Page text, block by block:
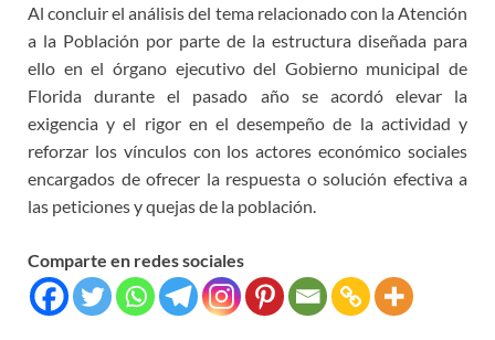
Al concluir el análisis del tema relacionado con la Atención
a la Población por parte de la estructura diseñada para
ello en el órgano ejecutivo del Gobierno municipal de
Florida durante el pasado año se acordó elevar la
exigencia y el rigor en el desempeño de la actividad y
reforzar los vínculos con los actores económico sociales
encargados de ofrecer la respuesta o solución efectiva a
las peticiones y quejas de la población.
Comparte en redes sociales